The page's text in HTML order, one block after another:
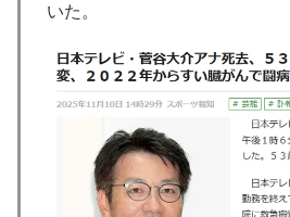
いた。